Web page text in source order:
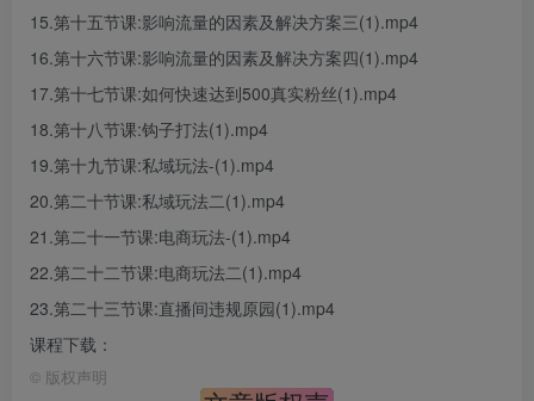
15.第十五节课:影响流量的因素及解决方案三(1).mp4
16.第十六节课:影响流量的因素及解决方案四(1).mp4
17.第十七节课:如何快速达到500真实粉丝(1).mp4
18.第十八节课:钩子打法(1).mp4
19.第十九节课:私域玩法-(1).mp4
20.第二十节课:私域玩法二(1).mp4
21.第二十一节课:电商玩法-(1).mp4
22.第二十二节课:电商玩法二(1).mp4
23.第二十三节课:直播间违规原园(1).mp4
课程下载：
© 版权声明